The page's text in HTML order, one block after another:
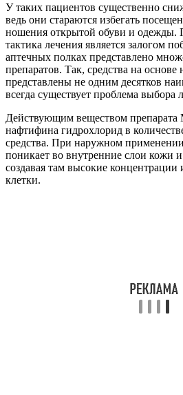
У таких пациентов существенно
ведь они стараются избегать
ношения открытой обуви и одежды.
тактика лечения является залогом
аптечных полках представлено
препаратов. Так, средства на
представлены не одним десятков
всегда существует проблема выбора
Действующим веществом препарата
нафтифина гидрохлорид в
средства. При наружном
поникает во внутренние слои кожи
создавая там высокие
клетки.